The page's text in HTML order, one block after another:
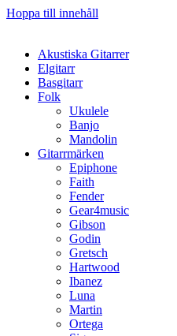
Hoppa till innehåll
Akustiska Gitarrer
Elgitarr
Basgitarr
Folk
Ukulele
Banjo
Mandolin
Gitarrmärken
Epiphone
Faith
Fender
Gear4music
Gibson
Godin
Gretsch
Hartwood
Ibanez
Luna
Martin
Ortega